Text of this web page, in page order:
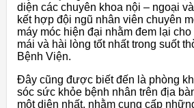
diện các chuyên khoa nội – ngoại
kết hợp đội ngũ nhân viên chuyên
máy móc hiện đại nhằm đem lại
mái và hài lòng tốt nhất trong suốt
Bệnh Viện.
Đây cũng được biết đến là phòng
sóc sức khỏe bệnh nhân trên địa
một diện nhất, nhằm cung cấp